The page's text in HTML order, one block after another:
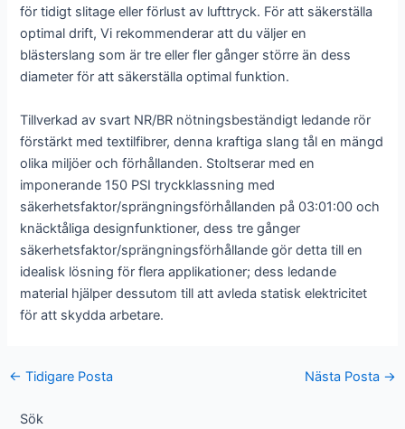
för tidigt slitage eller förlust av lufttryck. För att säkerställa
optimal drift, Vi rekommenderar att du väljer en
blästerslang som är tre eller fler gånger större än dess
diameter för att säkerställa optimal funktion.
Tillverkad av svart NR/BR nötningsbeständigt ledande rör
förstärkt med textilfibrer, denna kraftiga slang tål en mängd
olika miljöer och förhållanden. Stoltserar med en
imponerande 150 PSI tryckklassning med
säkerhetsfaktor/sprängningsförhållanden på 03:01:00 och
knäcktåliga designfunktioner, dess tre gånger
säkerhetsfaktor/sprängningsförhållande gör detta till en
idealisk lösning för flera applikationer; dess ledande
material hjälper dessutom till att avleda statisk elektricitet
för att skydda arbetare.
Postnavigering
← Tidigare Posta Nästa Posta →
Sök